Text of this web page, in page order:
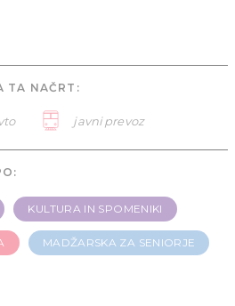
- 2 dni
TA NAČRT:
javni prevoz
KULTURA IN SPOMENIKI
MADŽARSKA ZA SENIORJE